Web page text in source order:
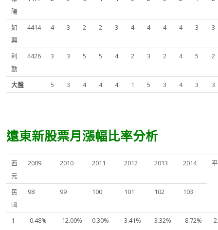
陽
如
興
4414 4 3 2 2 3 4 4 4 4 3 3
利
勤
4426 3 3 5 5 4 2 3 2 4 5 2
大盤 5 3 4 4 4 1 5 3 4 3 3
遠東新股票月漲幅比率分析
西
元
2009 2010 2011 2012 2013 2014
民
國
98 99 100 101 102 103
1
-0.48% -12.00% 0.30% 3.41% 3.32% -8.72% -